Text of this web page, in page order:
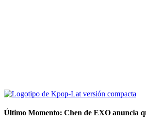
Último Momento: Chen de EXO anuncia